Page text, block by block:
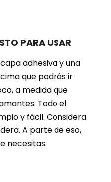
PARA USAR
adhesiva y una
que podrás ir
a medida que
Todo el
y fácil. Considera
A parte de eso,
necesitas.